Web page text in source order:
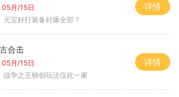
05月/15日
元宝好打装备好爆全部？
详情
合击
05月/15日
战争之王独创玩法仅此一家
详情